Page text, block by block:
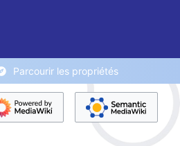
Parcourir les propriétés